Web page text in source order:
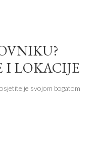
I LOKACIJE
svojom bogatom